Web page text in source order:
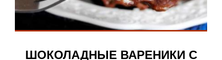
ШОКОЛАДНЫЕ ВАРЕНИКИ С